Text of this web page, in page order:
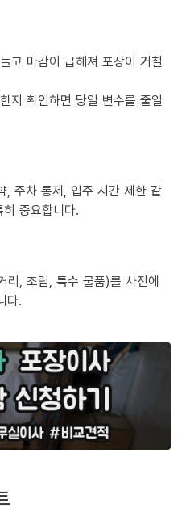
고 마감이 급해져 포장이 거칠
지 확인하면 당일 변수를 줄일
, 주차 통제, 입주 시간 제한 같
중요합니다.
리, 조립, 특수 물품)를 사전에
다.